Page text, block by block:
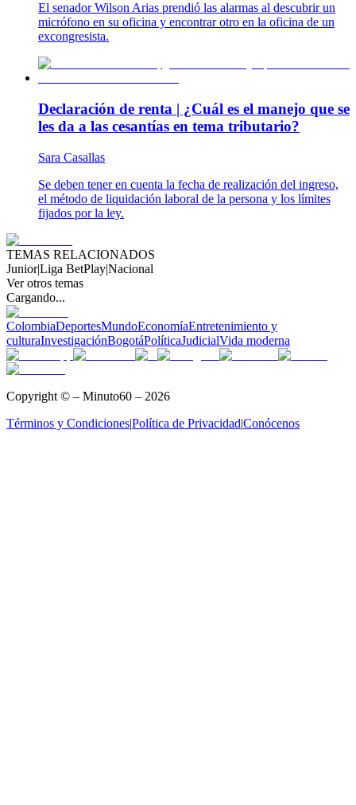
El senador Wilson Arias prendió las alarmas al descubrir un
micrófono en su oficina y encontrar otro en la oficina de un
excongresista.
Declaración de renta | ¿Cuál es el manejo que se
les da a las cesantías en tema tributario?
Sara Casallas
Se deben tener en cuenta la fecha de realización del ingreso,
el método de liquidación laboral de la persona y los límites
fijados por la ley.
TEMAS RELACIONADOS
Junior|Liga BetPlay|Nacional
Ver otros temas
Cargando...
ColombiaDeportesMundoEconomíaEntretenimiento y
culturaInvestigaciónBogotáPolíticaJudicialVida moderna
Copyright © – Minuto60 – 2026
Términos y Condiciones|Política de Privacidad|Conócenos